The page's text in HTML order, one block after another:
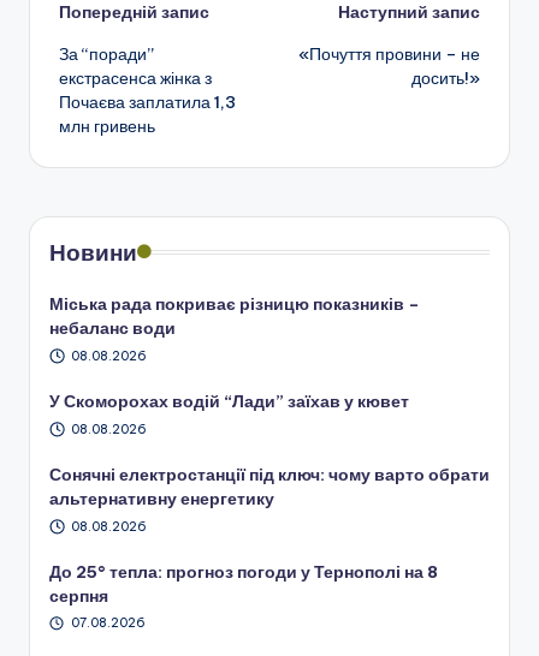
Навігація
по
запису
Попередній запис
За “поради”
екстрасенса жінка з
Почаєва заплатила 1,3
млн гривень
Наступний запис
«Почуття провини – не
досить!»
Новини
Міська рада покриває різницю показників –
небаланс води
08.08.2026
У Скоморохах водій “Лади” заїхав у кювет
08.08.2026
Сонячні електростанції під ключ: чому варто обрати
альтернативну енергетику
08.08.2026
До 25° тепла: прогноз погоди у Тернополі на 8
серпня
07.08.2026